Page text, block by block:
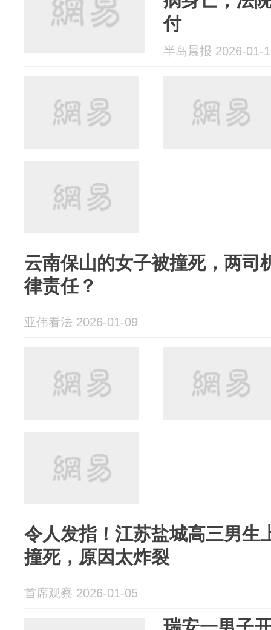
付
半岛晨报 2026-01-
云南保山的女子被撞死，两司
律责任？
亚伟看法 2026-01-09
令人发指！江苏盐城高三男生
撞死，原因太炸裂
首席观察 2026-01-05